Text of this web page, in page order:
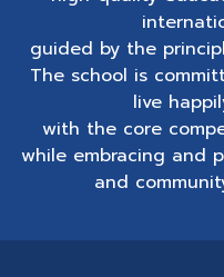
guided by the
The school is
live
with the core
while embracing and
and